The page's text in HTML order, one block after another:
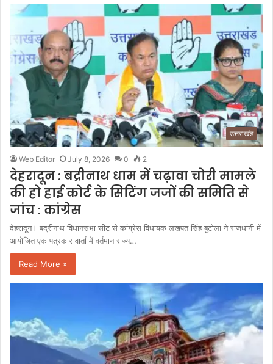
उत्तराखंड
Web Editor July 8, 2026 0 2
देहरादून : बद्रीनाथ धाम में चढ़ावा चोरी मामले
की हो हाई कोर्ट के सिटिंग जजों की समिति से
जांच : कांग्रेस
देहरादून। बद्रीनाथ विधानसभा सीट से कांग्रेस विधायक लखपत सिंह बुटोला ने राजधानी में
आयोजित एक पत्रकार वार्ता में वर्तमान राज्य…
Read More »